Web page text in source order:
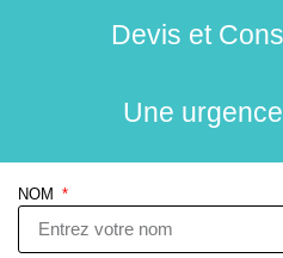
Devis et
Une
NOM